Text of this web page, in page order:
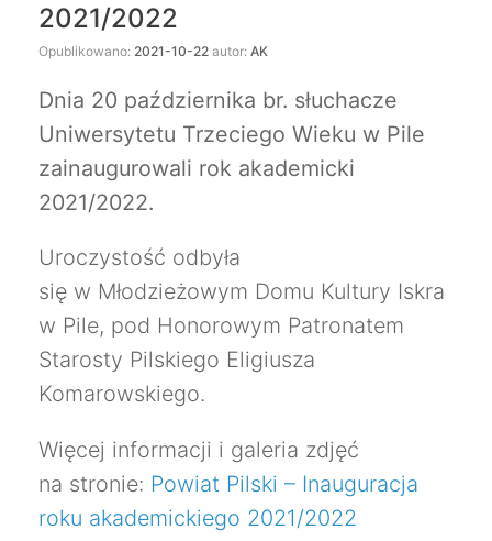
2021/2022
Opublikowano: 2021-10-22 autor: AK
Dnia 20 października br. słuchacze
Uniwersytetu Trzeciego Wieku w Pile
zainaugurowali rok akademicki
2021/2022.
Uroczystość odbyła
się w Młodzieżowym Domu Kultury Iskra
w Pile, pod Honorowym Patronatem
Starosty Pilskiego Eligiusza
Komarowskiego.
Więcej informacji i galeria zdjęć
na stronie: Powiat Pilski – Inauguracja
roku akademickiego 2021/2022